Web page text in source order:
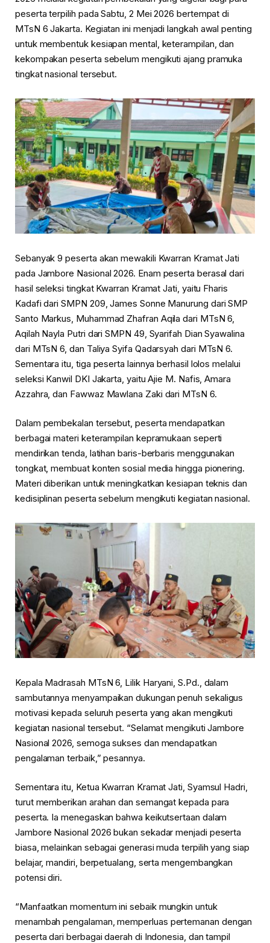
peserta terpilih pada Sabtu, 2 Mei 2026 bertempat di
MTsN 6 Jakarta. Kegiatan ini menjadi langkah awal penting
untuk membentuk kesiapan mental, keterampilan, dan
kekompakan peserta sebelum mengikuti ajang pramuka
tingkat nasional tersebut.
Sebanyak 9 peserta akan mewakili Kwarran Kramat Jati
pada Jambore Nasional 2026. Enam peserta berasal dari
hasil seleksi tingkat Kwarran Kramat Jati, yaitu Fharis
Kadafi dari SMPN 209, James Sonne Manurung dari SMP
Santo Markus, Muhammad Zhafran Aqila dari MTsN 6,
Aqilah Nayla Putri dari SMPN 49, Syarifah Dian Syawalina
dari MTsN 6, dan Taliya Syifa Qadarsyah dari MTsN 6.
Sementara itu, tiga peserta lainnya berhasil lolos melalui
seleksi Kanwil DKI Jakarta, yaitu Ajie M. Nafis, Amara
Azzahra, dan Fawwaz Mawlana Zaki dari MTsN 6.
Dalam pembekalan tersebut, peserta mendapatkan
berbagai materi keterampilan kepramukaan seperti
mendirikan tenda, latihan baris-berbaris menggunakan
tongkat, membuat konten sosial media hingga pionering.
Materi diberikan untuk meningkatkan kesiapan teknis dan
kedisiplinan peserta sebelum mengikuti kegiatan nasional.
Kepala Madrasah MTsN 6, Lilik Haryani, S.Pd., dalam
sambutannya menyampaikan dukungan penuh sekaligus
motivasi kepada seluruh peserta yang akan mengikuti
kegiatan nasional tersebut. “Selamat mengikuti Jambore
Nasional 2026, semoga sukses dan mendapatkan
pengalaman terbaik,” pesannya.
Sementara itu, Ketua Kwarran Kramat Jati, Syamsul Hadri,
turut memberikan arahan dan semangat kepada para
peserta. Ia menegaskan bahwa keikutsertaan dalam
Jambore Nasional 2026 bukan sekadar menjadi peserta
biasa, melainkan sebagai generasi muda terpilih yang siap
belajar, mandiri, berpetualang, serta mengembangkan
potensi diri.
“Manfaatkan momentum ini sebaik mungkin untuk
menambah pengalaman, memperluas pertemanan dengan
peserta dari berbagai daerah di Indonesia, dan tampil